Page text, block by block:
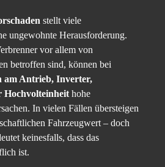
stellt viele
ungewohnte Herausforderung.
vor allem von
betroffen sind, können bei
am Antrieb, Inverter,
Hochvolteinheit hohe
In vielen Fällen übersteigen
Fahrzeugwert – doch
keinesfalls, dass das
ist.